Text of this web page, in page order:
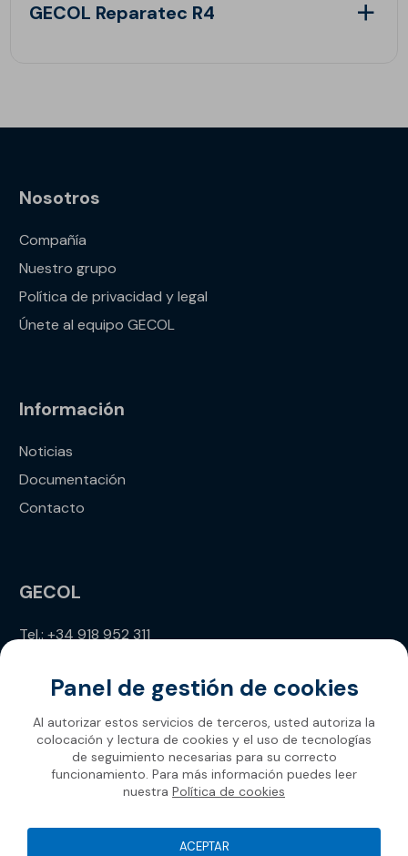
GECOL Reparatec R4
Nosotros
Compañía
Nuestro grupo
Política de privacidad y legal
Únete al equipo GECOL
Información
Noticias
Documentación
Contacto
GECOL
Tel.: +34 918 952 311
Gecol 2026
Panel de gestión de cookies
Al autorizar estos servicios de terceros, usted autoriza la
colocación y lectura de cookies y el uso de tecnologías
de seguimiento necesarias para su correcto
funcionamiento. Para más información puedes leer
nuestra Política de cookies
ACEPTAR